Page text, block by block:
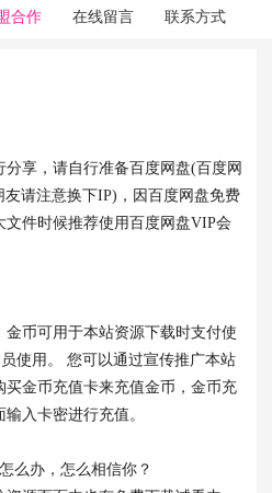
合作 在线留言 联系方式
享，请自行准备百度网盘(百度网
请注意换下IP)，因百度网盘免费
件时候推荐使用百度网盘VIP会
币可用于本站资源下载时支付使
使用。 您可以通过宣传推广本站
金币充值卡来充值金币，金币充
入卡密进行充值。
么办，怎么相信你？